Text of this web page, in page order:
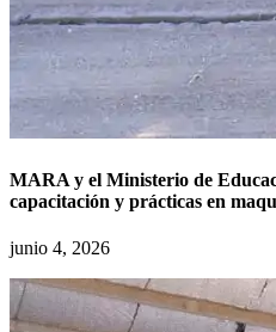
MARA y el Ministerio de
capacitación y prácticas en
junio 4, 2026